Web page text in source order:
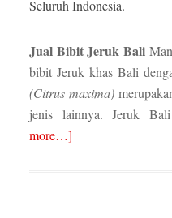
Seluruh Indonesia.
Jual BibitJeruk Bali
bibit Jeruk khas Bali
(Citrus maxima)
jenis lainnya. Jeruk
more…]